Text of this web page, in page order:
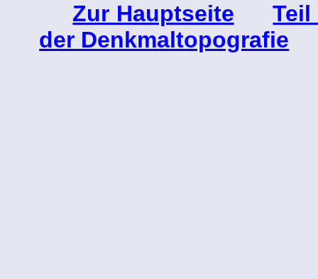
Zur Hauptseite
Teil
der Denkmaltopografie